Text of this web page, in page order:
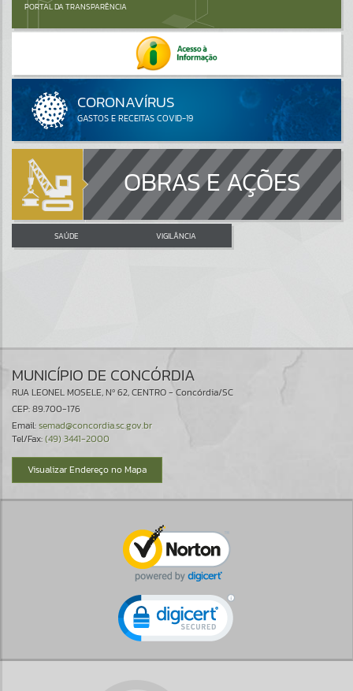
PORTAL DA TRANSPARÊNCIA
OBRAS E AÇÕES
SAÚDE VIGILÂNCIA
MUNICÍPIO DE CONCÓRDIA
RUA LEONEL MOSELE, Nº 62, CENTRO - Concórdia/SC
CEP: 89.700-176
Email:semad@concordia.sc.gov.br
Tel/Fax:(49) 3441-2000
Visualizar Endereço no Mapa